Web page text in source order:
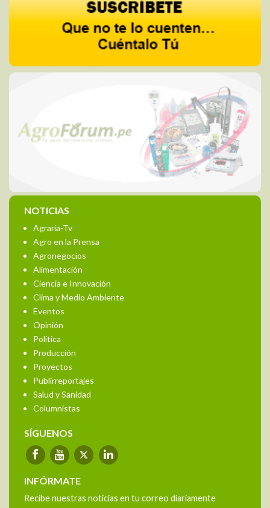
NOTICIAS
Agraria-Tv
Agro en la Prensa
Agronegocios
Alimentación
Ciencia e Innovación
Clima y Medio Ambiente
Eventos
Opinión
Política
Producción
Proyectos
Publirreportajes
Salud y Sanidad
Columnistas
SÍGUENOS
INFÓRMATE
Recibe nuestras noticias en tu correo diariamente